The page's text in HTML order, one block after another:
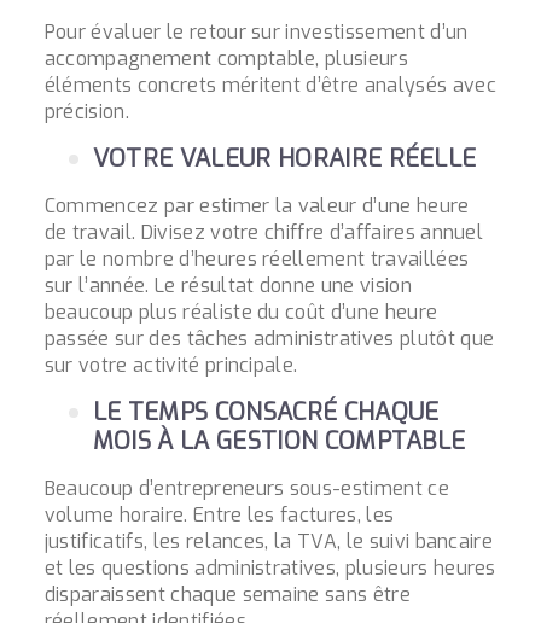
Pour évaluer le retour sur investissement d’un
accompagnement comptable, plusieurs
éléments concrets méritent d’être analysés avec
précision.
VOTRE VALEUR HORAIRE RÉELLE
Commencez par estimer la valeur d’une heure
de travail. Divisez votre chiffre d’affaires annuel
par le nombre d’heures réellement travaillées
sur l’année. Le résultat donne une vision
beaucoup plus réaliste du coût d’une heure
passée sur des tâches administratives plutôt que
sur votre activité principale.
LE TEMPS CONSACRÉ CHAQUE
MOIS À LA GESTION COMPTABLE
Beaucoup d’entrepreneurs sous-estiment ce
volume horaire. Entre les factures, les
justificatifs, les relances, la TVA, le suivi bancaire
et les questions administratives, plusieurs heures
disparaissent chaque semaine sans être